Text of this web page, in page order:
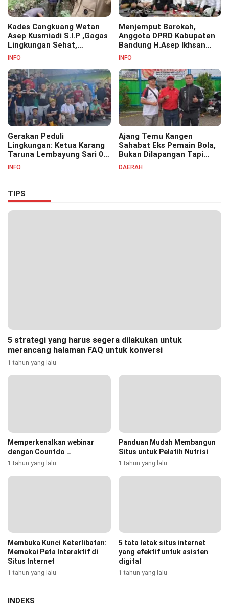
Kades Cangkuang Wetan
Asep Kusmiadi S.I.P ,Gagas
Lingkungan Sehat,
Bersihkan Saluran Air di RW
INFO
Menjemput Barokah,
Anggota DPRD Kabupaten
Bandung H.Asep Ikhsan
S.Pd.M.M Hadiri Haul Akbar
Pesantren Cipasung.
INFO
Gerakan Peduli
Lingkungan: Ketua Karang
Taruna Lembayung Sari 09
Irvan Permana Ajak
INFO
Ajang Temu Kangen
Sahabat Eks Pemain Bola,
Bukan Dilapangan Tapi
Ditongkrongan
DAERAH
TIPS
5 strategi yang harus segera dilakukan untuk
merancang halaman FAQ untuk konversi
1 tahun yang lalu
Memperkenalkan webinar
dengan Countdo …
1 tahun yang lalu
Panduan Mudah Membangun
Situs untuk Pelatih Nutrisi
1 tahun yang lalu
Membuka Kunci Keterlibatan:
Memakai Peta Interaktif di
Situs Internet
1 tahun yang lalu
5 tata letak situs internet
yang efektif untuk asisten
digital
1 tahun yang lalu
INDEKS